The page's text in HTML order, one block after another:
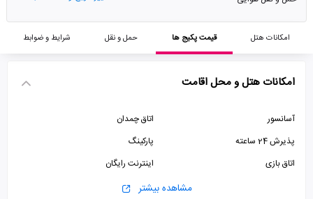
امکانات هتل قیمت پکیج ها حمل و نقل شرایط و ضوابط
امکانات هتل و محل اقامت
آسانسور
اتاق چمدان
پذیرش 24 ساعته
پارکینگ
اتاق بازی
اینترنت رایگان
مشاهده بیشتر